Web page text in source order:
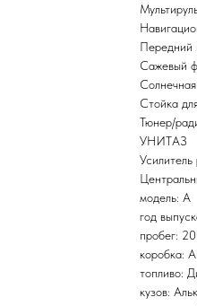
Передний
Сажевый
Стойка
Тюнер/
УНИТАЗ
Усилитель
модель: A
год
пробег:
коробка:
топливо:
кузов: